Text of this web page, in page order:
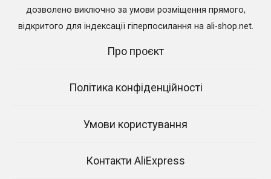
Відвідати AliExpress
дозволено виключно за умови розміщення прямого,
відкритого для індексації гіперпосилання на ali-shop.net.
Про проєкт
Політика конфіденційності
Умови користування
Контакти AliExpress